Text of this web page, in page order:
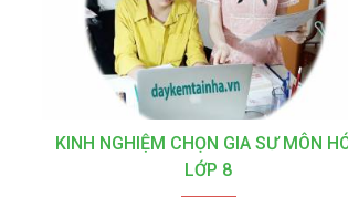
KINH NGHIỆM CHỌN GIA SƯ MÔN
LỚP 8